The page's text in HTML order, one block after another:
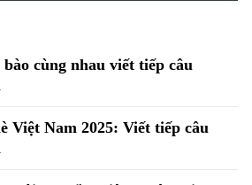
cùng nhau viết tiếp câu
Việt Nam 2025: Viết tiếp câu